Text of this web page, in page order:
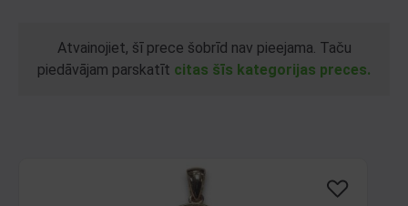
Atvainojiet, šī prece šobrīd nav pieejama. Taču
piedāvājam parskatīt citas šīs kategorijas preces.